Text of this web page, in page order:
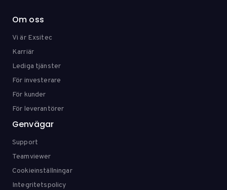
Om oss
Vi är Exsitec
Karriär
Lediga tjänster
För investerare
För kunder
För leverantörer
Genvägar
Support
Teamviewer
Cookieinställningar
Integritetspolicy